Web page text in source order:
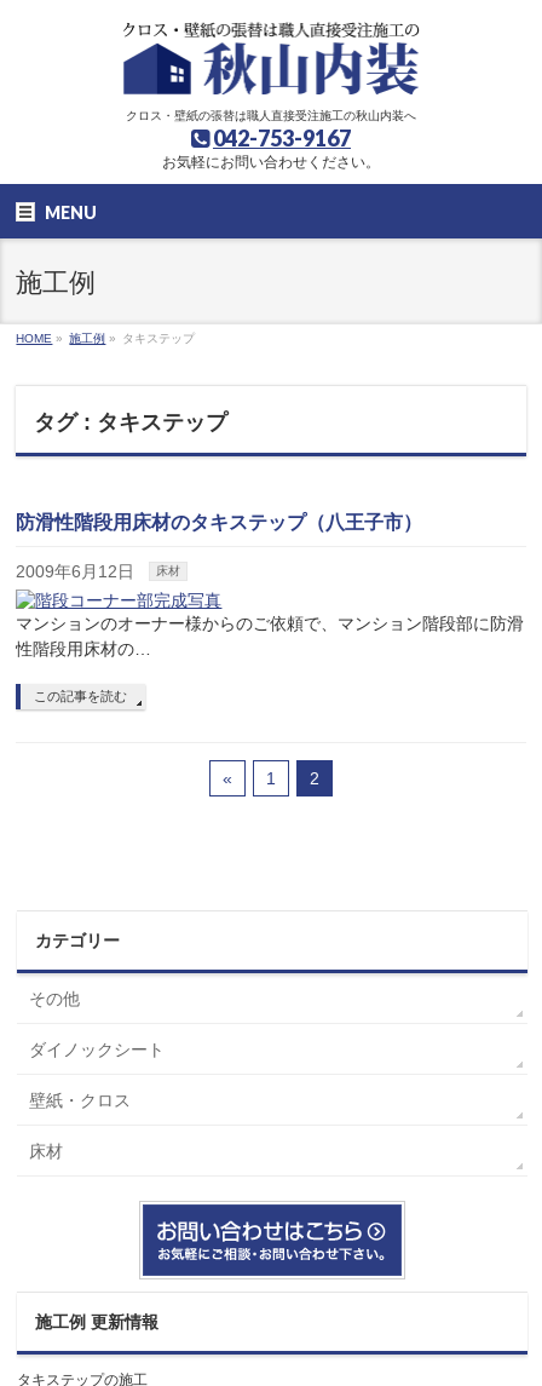
クロス・壁紙の張替は職人直接受注施工の秋山内装へ
042-753-9167
お気軽にお問い合わせください。
MENU
施工例
HOME » 施工例 » タキステップ
タグ : タキステップ
防滑性階段用床材のタキステップ（八王子市）
2009年6月12日 床材
マンションのオーナー様からのご依頼で、マンション階段部に防滑
性階段用床材の…
この記事を読む
« 1 2
カテゴリー
その他
ダイノックシート
壁紙・クロス
床材
施工例 更新情報
タキステップの施工